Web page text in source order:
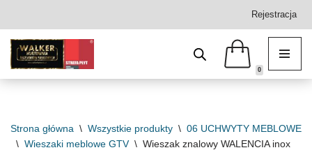
Przejdź
do
treści
Rejestracja
0
Strona główna \ Wszystkie produkty \ 06 UCHWYTY MEBLOWE
\ Wieszaki meblowe GTV \ Wieszak znalowy WALENCIA inox